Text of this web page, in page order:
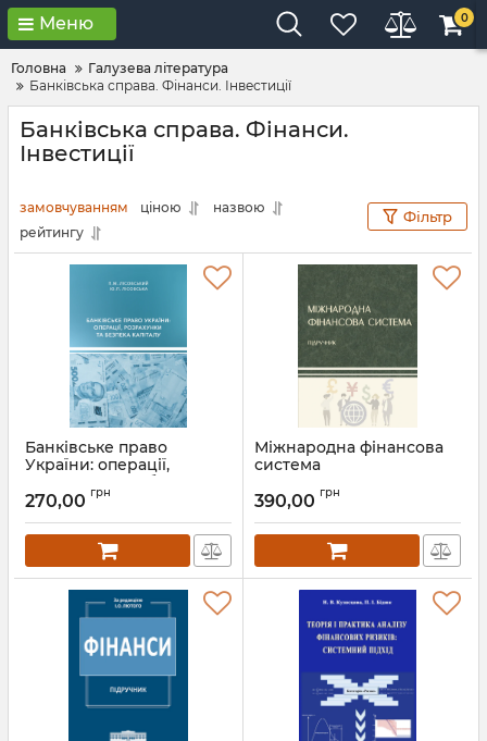
Меню 0
Головна
Галузева література
Банківська справа. Фінанси. Інвестиції
Банківська справа. Фінанси.
Інвестиції
замовчуванням ціною
назвою
рейтингу
Фільтр
Банківське право
України: операції,
розрахунки та безпека
капіталу
Артикул: Л13378
270,00 грн
Міжнародна фінансова
система
390,00 грн